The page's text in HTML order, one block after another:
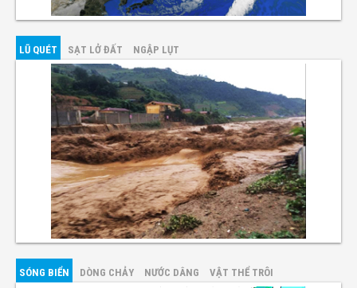
LŨ QUÉT SẠT LỞ ĐẤT NGẬP LỤT
SÓNG BIỂN DÒNG CHẢY NƯỚC DÂNG VẬT THỂ TRÔI